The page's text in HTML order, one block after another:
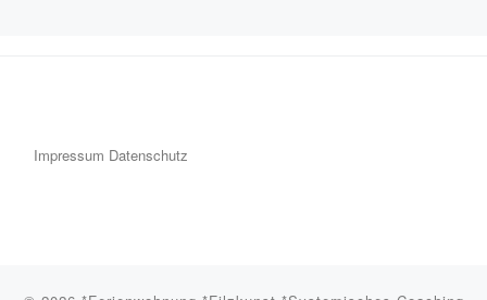
Impressum Datenschutz